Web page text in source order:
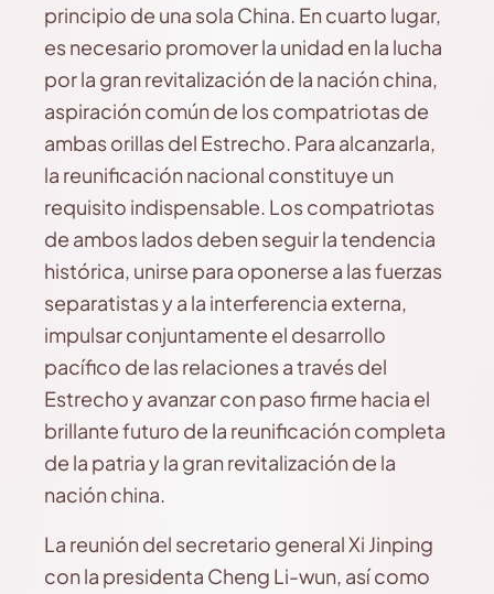
principio de una sola China. En cuarto lugar,
es necesario promover la unidad en la lucha
por la gran revitalización de la nación china,
aspiración común de los compatriotas de
ambas orillas del Estrecho. Para alcanzarla,
la reunificación nacional constituye un
requisito indispensable. Los compatriotas
de ambos lados deben seguir la tendencia
histórica, unirse para oponerse a las fuerzas
separatistas y a la interferencia externa,
impulsar conjuntamente el desarrollo
pacífico de las relaciones a través del
Estrecho y avanzar con paso firme hacia el
brillante futuro de la reunificación completa
de la patria y la gran revitalización de la
nación china.
La reunión del secretario general Xi Jinping
con la presidenta Cheng Li-wun, así como